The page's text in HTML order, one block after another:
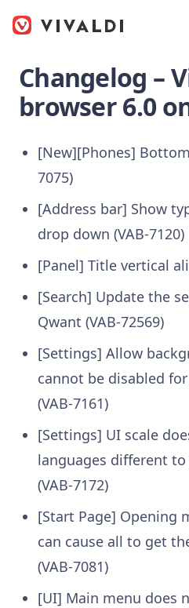
Changelog –
browser 6.0
[New][Phones]
7075)
[Address bar] Show
drop down (VAB-7120)
[Panel] Title vertical
[Search] Update the
Qwant (VAB-72569)
[Settings] Allow
cannot be disabled
(VAB-7161)
[Settings] UI scale
languages different
(VAB-7172)
[Start Page] Opening
can cause all to get
(VAB-7081)
[UI] Main menu does